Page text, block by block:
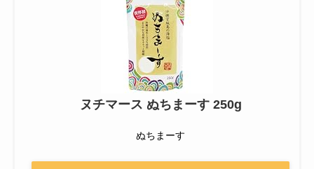
ヌチマース ぬちまーす 250g
ぬちまーす